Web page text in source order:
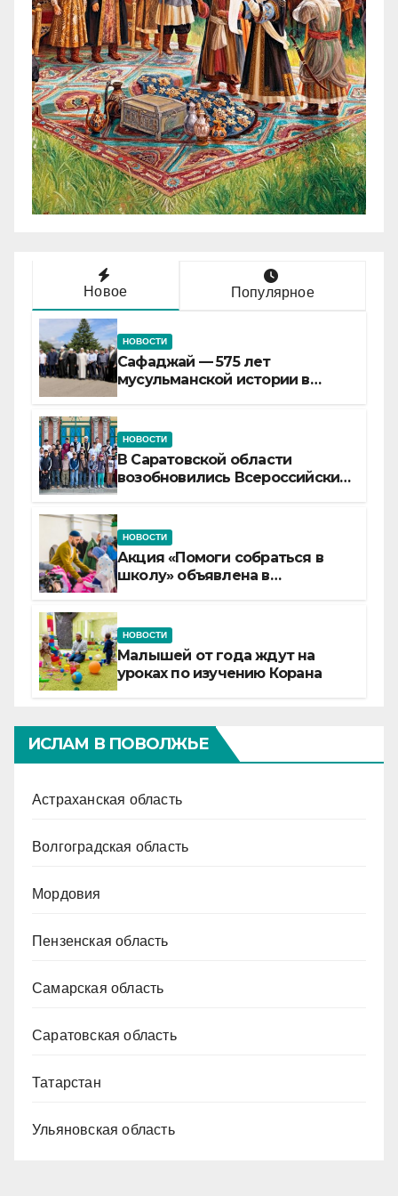
Новое Популярное
НОВОСТИ
Сафаджай — 575 лет
мусульманской истории в
НОВОСТИ
В Саратовской области
возобновились Всероссийские
НОВОСТИ
Акция «Помоги собраться в
школу» объявлена в
НОВОСТИ
Малышей от года ждут на
уроках по изучению Корана
ИСЛАМ В ПОВОЛЖЬЕ
Астраханская область
Волгоградская область
Мордовия
Пензенская область
Самарская область
Саратовская область
Татарстан
Ульяновская область